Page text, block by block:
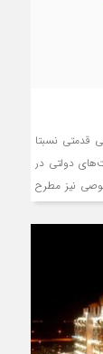
قدمتی نسبتا
دولتی در
نیز مطرح
ارضی به
اسلامی
می‌توان از
مس سرچشمه،
مخابرات و...